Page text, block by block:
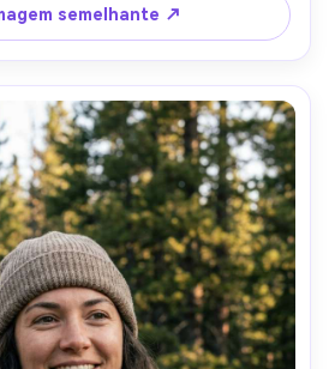
textura natural da pele,
limpas, alta resolução-AR 4:5
semelhante ↗